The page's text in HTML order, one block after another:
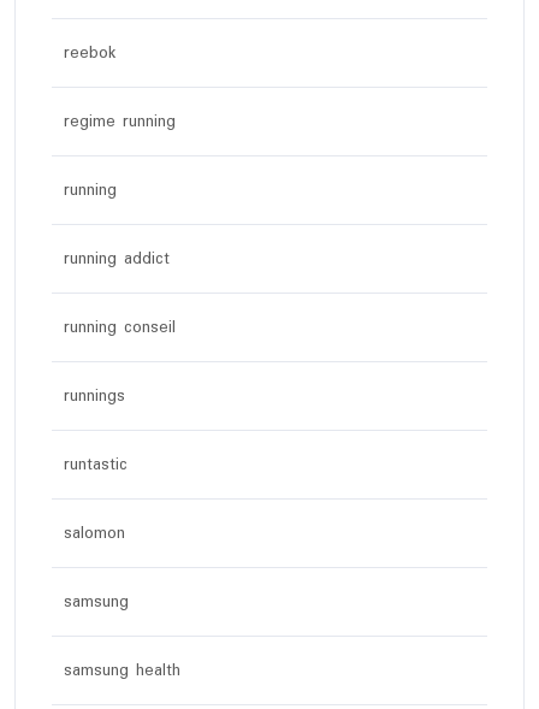
reebok
regime running
running
running addict
running conseil
runnings
runtastic
salomon
samsung
samsung health